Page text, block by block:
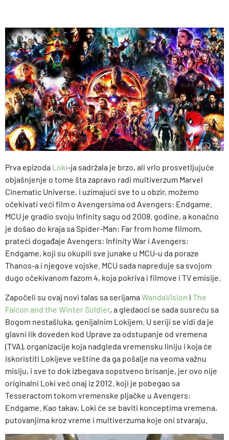
Prva epizoda Loki-ja sadržala je brzo, ali vrlo prosvetljujuće
objašnjenje o tome šta zapravo radi multiverzum Marvel
Cinematic Universe, i uzimajući sve to u obzir, možemo
očekivati veći film o Avengersima od Avengers: Endgame.
MCU je gradio svoju Infinity sagu od 2008. godine, a konačno
je došao do kraja sa Spider-Man: Far from home filmom,
prateći događaje Avengers: Infinity War i Avengers:
Endgame, koji su okupili sve junake u MCU-u da poraze
Thanos-a i njegove vojske. MCU sada napreduje sa svojom
dugo očekivanom fazom 4, koja pokriva i filmove i TV emisije.
Započeli su ovaj novi talas sa serijama WandaVision i The
Falcon and the Winter Soldier, a gledaoci se sada susreću sa
Bogom nestašluka, genijalnim Lokijem. U seriji se vidi da je
glavni lik doveden kod Uprave za odstupanje od vremena
(TVA), organizacije koja nadgleda vremensku liniju i koja će
iskoristiti Lokijeve veštine da ga pošalje na veoma važnu
misiju, i sve to dok izbegava sopstveno brisanje, jer ovo nije
originalni Loki već onaj iz 2012. koji je pobegao sa
Tesseractom tokom vremenske pljačke u Avengers:
Endgame. Kao takav, Loki će se baviti konceptima vremena,
putovanjima kroz vreme i multiverzuma koje oni stvaraju.